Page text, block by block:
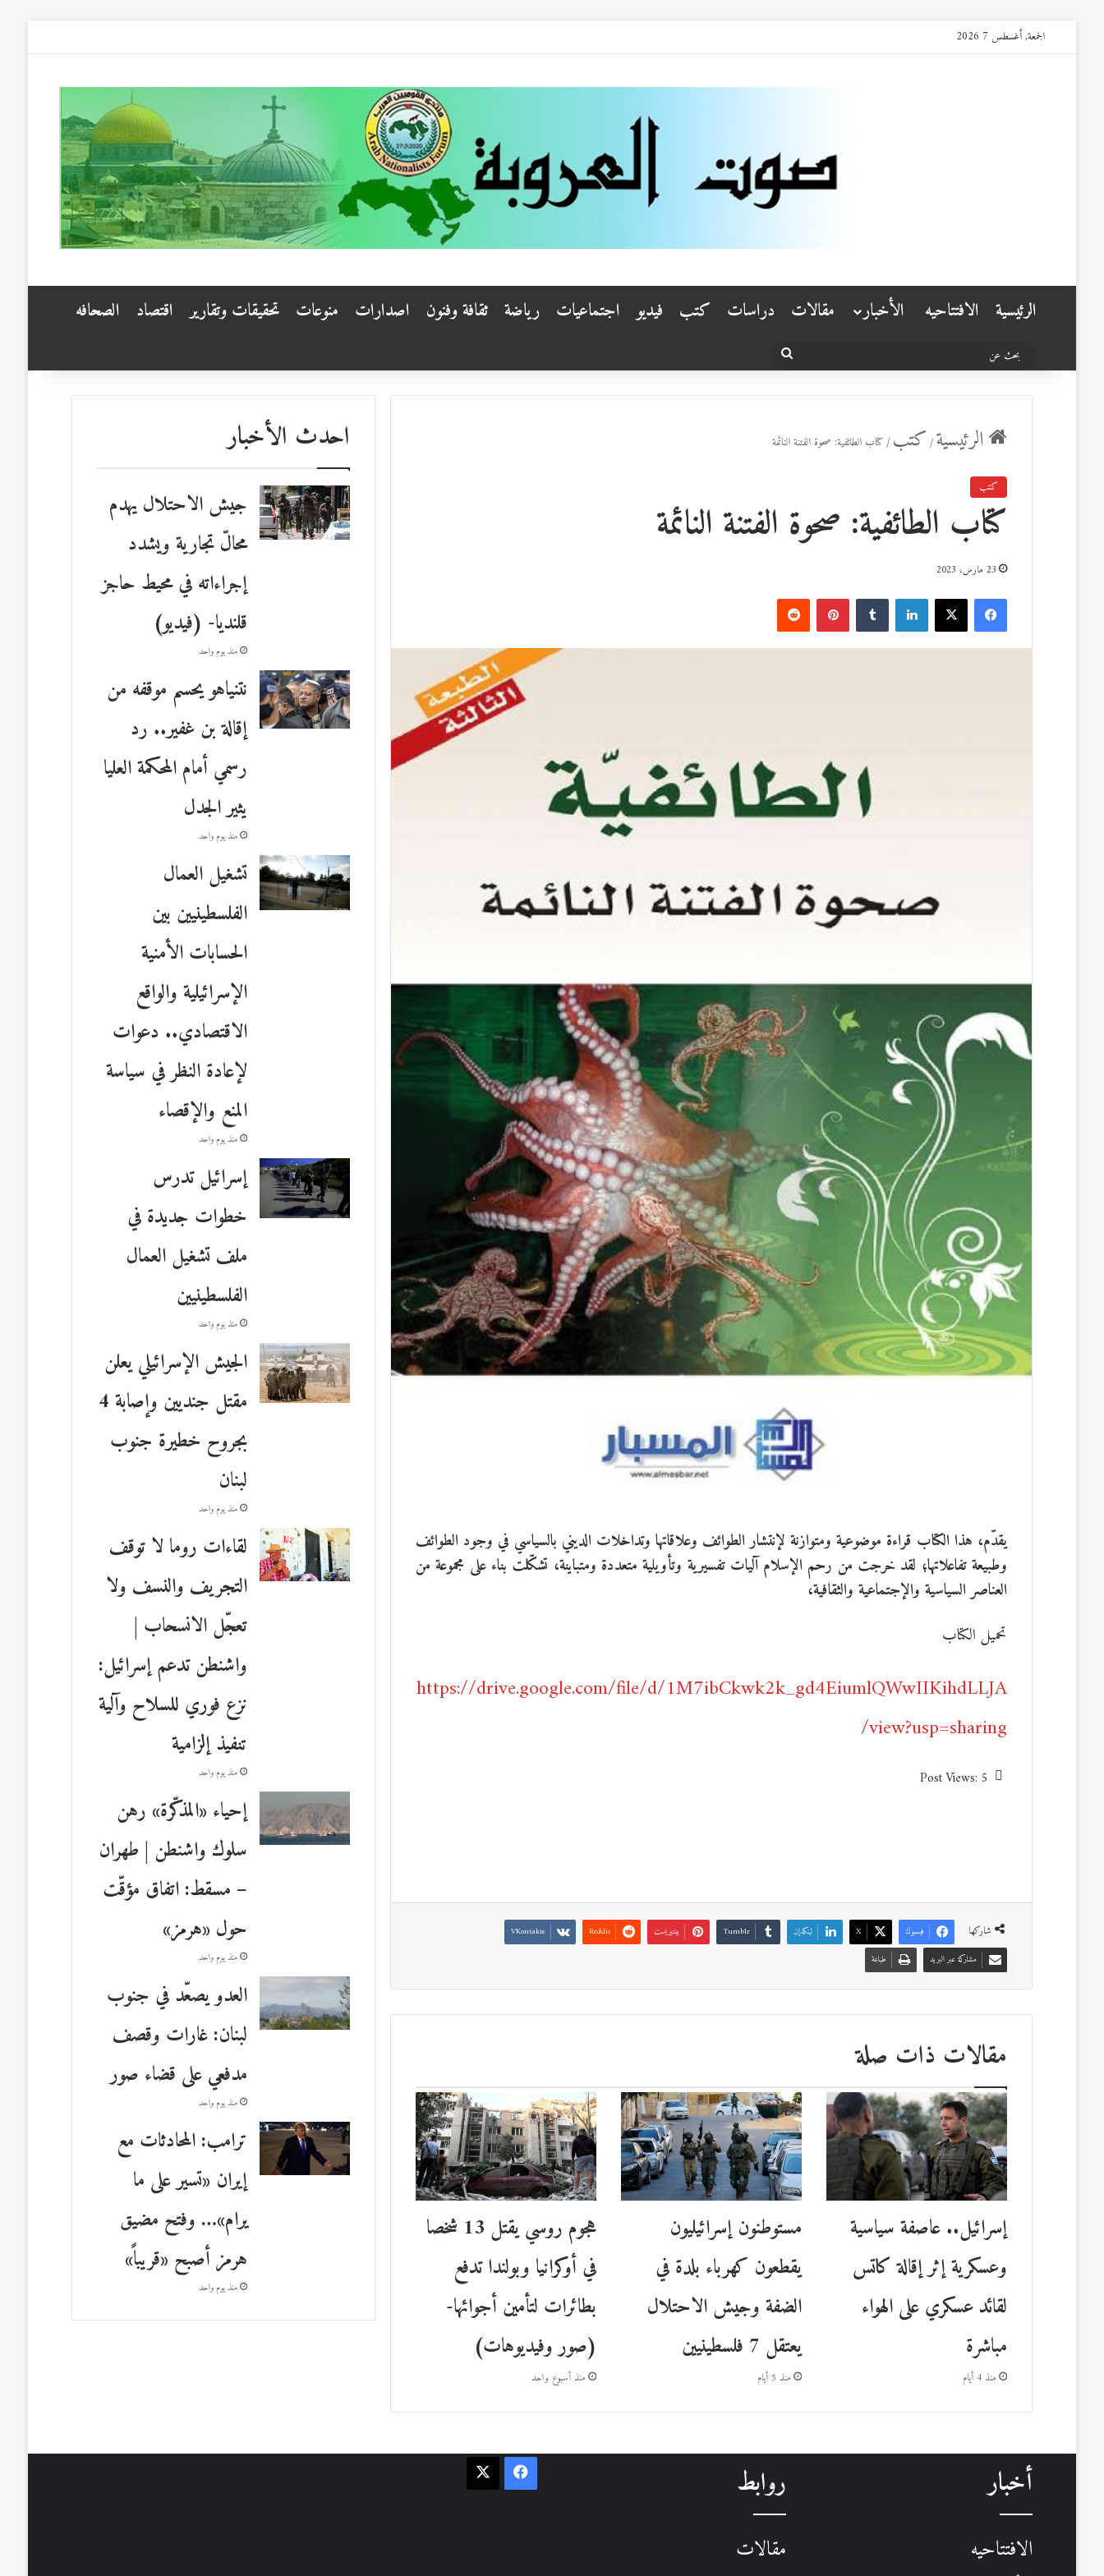
الجمعة, أغسطس 7 2026
الرئيسية الافتتاحيه الأخبار مقالات دراسات كتب فيديو اجتماعيات رياضة ثقافة وفنون اصدارات منوعات تحقيقات وتقارير اقتصاد الصحافه
بحث
الرئيسية/ كتب /كتاب الطائفية: صحوة الفتنة النائمة
كتب
كتاب الطائفية: صحوة الفتنة النائمة
23 مارس، 2023
ي
X
ي
T
b
ي
ر
س
ت
R
d
i
يقدّم، هذا الكتاب قراءة موضوعية ومتوازنة لإنتشار الطوائف وعلاقاتها وتداخلات الديني بالسياسي في وجود الطوائف
وطبيعة تفاعلاتها؛ لقد خرجت من رحم الإسلام آليات تفسيرية وتأويلية متعددة ومتباينة، تشكّلت بناء على مجموعة من
العناصر السياسية والإجتماعية والثقافية،
تحميل الكتاب
https://drive.google.com/file/d/1M7ibCkwk2k_gd4EiumlQWwIIKihdLLJA
/view?usp=sharing
Post Views: 5
شاركها فيسبوك ‫X لينكدإن بينتيريست
مشاركة عبر البريد
طباعة
مقالات ذات صلة
إسرائيل.. عاصفة سياسية
وعسكرية إثر إقالة كاتس
لقائد عسكري على الهواء
مباشرة
منذ 4 أيام
مستوطنون إسرائيليون
يقطعون كهرباء بلدة في
الضفة وجيش الاحتلال
يعتقل 7 فلسطينيين
منذ 5 أيام
هجوم روسي يقتل 13 شخصا
في أوكرانيا وبولندا تدفع
بطائرات لتأمين أجوائها-
(صور وفيديوهات)
منذ أسبوع واحد
احدث الأخبار
جيش الاحتلال يهدم
محالّ تجارية ويشدد
إجراءاته في محيط حاجز
قلنديا- (فيديو)
منذ يوم واحد
نتنياهو يحسم موقفه من
إقالة بن غفير.. رد
رسمي أمام المحكمة العليا
يثير الجدل
منذ يوم واحد
تشغيل العمال
الفلسطينيين بين
الحسابات الأمنية
الإسرائيلية والواقع
الاقتصادي.. دعوات
لإعادة النظر في سياسة
المنع والإقصاء
منذ يوم واحد
إسرائيل تدرس
خطوات جديدة في
ملف تشغيل العمال
الفلسطينيين
منذ يوم واحد
الجيش الإسرائيلي يعلن
مقتل جنديين وإصابة 4
بجروح خطيرة جنوب
لبنان
منذ يوم واحد
لقاءات روما لا توقف
التجريف والنسف ولا
تعجّل الانسحاب |
واشنطن تدعم إسرائيل:
نزع فوري للسلاح وآلية
تنفيذ إلزامية
منذ يوم واحد
إحياء «المذكّرة» رهن
سلوك واشنطن | طهران
– مسقط: اتفاق مؤقّت
حول «هرمز»
منذ يوم واحد
العدو يصعّد في جنوب
لبنان: غارات وقصف
مدفعي على قضاء صور
منذ يوم واحد
ترامب: المحادثات مع
إيران «تسير على ما
يرام»… وفتح مضيق
هرمز أصبح «قريباً»
منذ يوم واحد
أخبار
الافتتاحيه
روابط
مقالات
فيسبوك